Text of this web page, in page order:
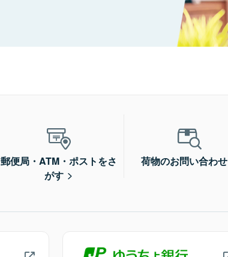
郵便局・ATM・ポストをさ
がす
荷物のお問い合わせ